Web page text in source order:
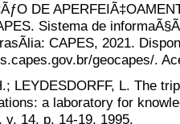
DE
Sistema de
CAPES, 2021.
geocapes/.
LEYDESDORFF, L. The
a laboratory for
v. 14, p. 14-19, 1995.